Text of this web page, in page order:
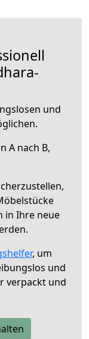
und
A nach B,
in Ihre neue
, um
und
verpackt und